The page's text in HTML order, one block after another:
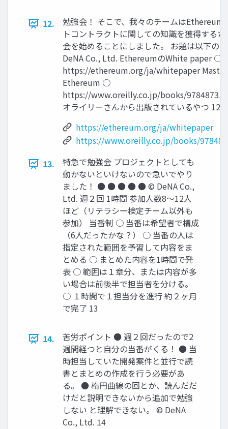
12.
勉強会！ そこで、我々のチームはEthereum
トコントラクトに関しての知識を獲得する
会を始めることにしました。 お題は以下
DeNA Co., Ltd. EthereumのWhite paper ○
https://ethereum.org/ja/whitepaper
Ethereum ○
https://www.oreilly.co.jp/books/
オライリーさんから出版されているやつ 12
https://ethereum.org/ja/whitepaper
https://www.oreilly.co.jp/books/
13.
特急で勉強会 プロジェクトとしても
動かないといけないので急いでやり
ました！ ● ● ● ● ● © DeNA Co.,
Ltd. 週２回 1時間 参加⼈数8〜12⼈
ほど（リテラシー検定チーム以外も
参加） 当番制 ○ 当番は希望者で構成
（6⼈だったかな？） ○ 当番の⼈は
指定された範囲を予習して内容をま
とめる ○ まとめた内容を1時間で発
表 ○ 範囲は１章分、または内容が多
い場合は前後半で担当者を分ける。
○ １時間で１担当分を進⾏ 約２ヶ⽉
で完了 13
14.
苦労ポイント ● 週２回だったので2
週間経つと⾃分の当番がくる！ ● 当
時担当していた開発案件と並⾏で読
書とまとめの作成を⾏う必要があ
る。 ● 楕円曲線の回とか、読んだだ
けだと説明できないから追加で勉強
しない と理解できない。 © DeNA
Co., Ltd. 14